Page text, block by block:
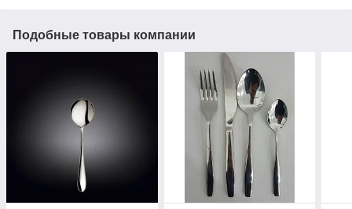
Подобные товары компании